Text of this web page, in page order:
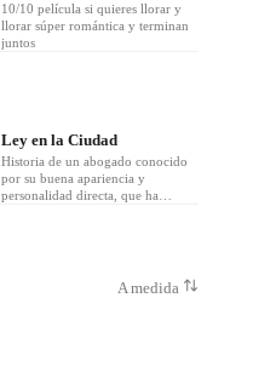
10/10 película si quieres llorar y
llorar súper romántica y terminan
juntos
Ley en la Ciudad
Historia de un abogado conocido
por su buena apariencia y
personalidad directa, que ha
A medida